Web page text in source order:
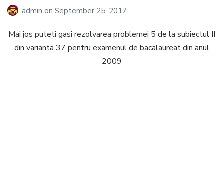
admin on September 25, 2017
Mai jos puteti gasi rezolvarea problemei 5 de la subiectul II
din varianta 37 pentru examenul de bacalaureat din anul
2009